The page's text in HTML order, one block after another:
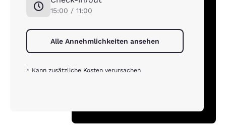
15:00 / 11:00
Alle Annehmlichkeiten ansehen
* Kann zusätzliche Kosten verursachen